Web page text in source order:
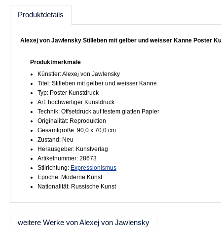
Produktdetails
Alexej von Jawlensky Stilleben mit gelber und weisser Kanne Poster
Produktmerkmale
Künstler: Alexej von Jawlensky
Titel: Stilleben mit gelber und weisser Kanne
Typ: Poster Kunstdruck
Art: hochwertiger Kunstdruck
Technik: Offsetdruck auf festem glatten Papier
Originalität: Reproduktion
Gesamtgröße: 90,0 x 70,0 cm
Zustand: Neu
Herausgeber: Kunstverlag
Artikelnummer: 28673
Stilrichtung: Expressionismus
Epoche: Moderne Kunst
Nationalität: Russische Kunst
weitere Werke von Alexej von Jawlensky